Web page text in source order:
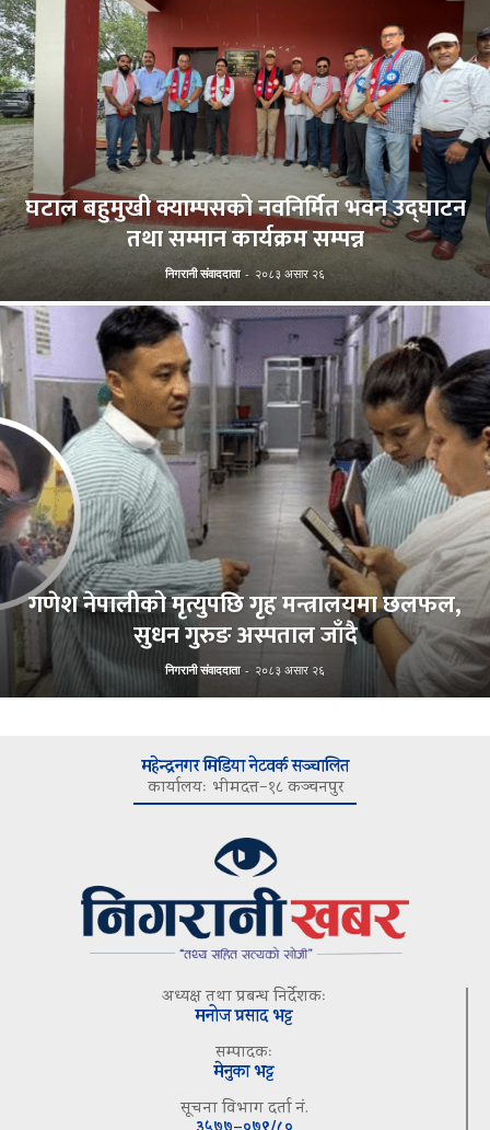
घटाल बहुमुखी क्याम्पसको नवनिर्मित भवन उद्घाटन
तथा सम्मान कार्यक्रम सम्पन्न
निगरानी संवाददाता - २०८३ असार २६
गणेश नेपालीको मृत्युपछि गृह मन्त्रालयमा छलफल,
सुधन गुरुङ अस्पताल जाँदै
निगरानी संवाददाता - २०८३ असार २६
महेन्द्रनगर मिडिया नेटवर्क सञ्चालित
कार्यालयः भीमदत्त–१८ कञ्चनपुर
अध्यक्ष तथा प्रबन्ध निर्देशकः
मनोज प्रसाद भट्ट
सम्पादकः
मेनुका भट्ट
सूचना विभाग दर्ता नं.